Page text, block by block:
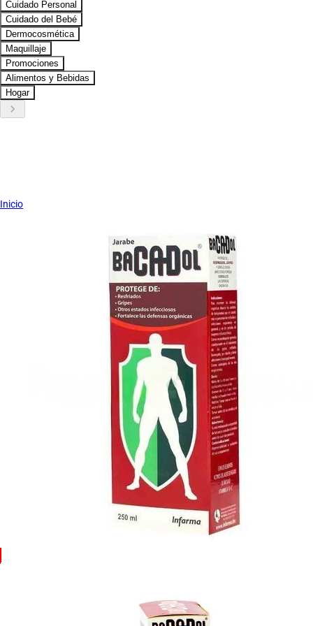
Cuidado Personal
Cuidado del Bebé
Dermocosmética
Maquillaje
Promociones
Alimentos y Bebidas
Hogar
keyboard_arrow_right
Inicio